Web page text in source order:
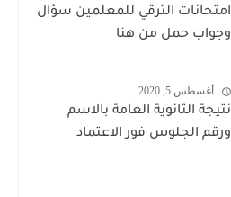
امتحانات الترقي للمعلمين سؤال
وجواب حمل من هنا
أغسطس 5, 2020
نتيجة الثانوية العامة بالاسم
ورقم الجلوس فور الاعتماد